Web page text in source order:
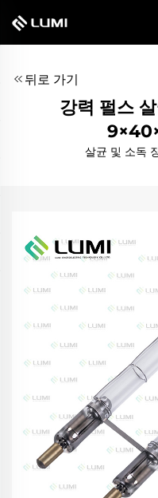
뒤로 가기
강력 펄스
살균 및 소독